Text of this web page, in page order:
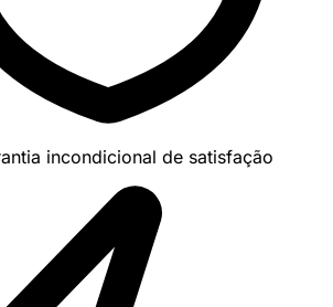
incondicional de satisfação